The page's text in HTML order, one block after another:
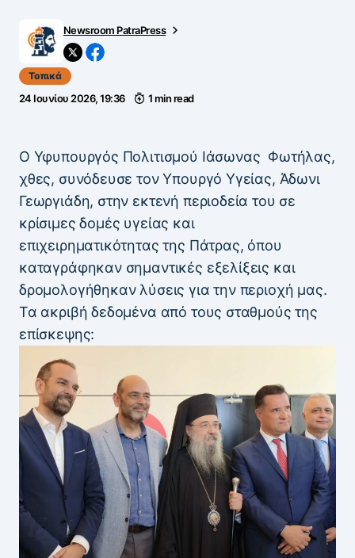
Newsroom PatraPress
Τοπικά
24 Ιουνίου 2026, 19:36 1 min read
Ο Υφυπουργός Πολιτισμού Ιάσωνας Φωτήλας,
χθες, συνόδευσε τον Υπουργό Υγείας, Άδωνι
Γεωργιάδη, στην εκτενή περιοδεία του σε
κρίσιμες δομές υγείας και
επιχειρηματικότητας της Πάτρας, όπου
καταγράφηκαν σημαντικές εξελίξεις και
δρομολογήθηκαν λύσεις για την περιοχή μας.
Τα ακριβή δεδομένα από τους σταθμούς της
επίσκεψης: